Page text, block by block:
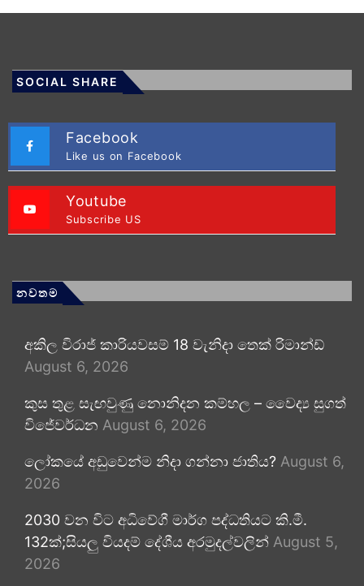
SOCIAL SHARE
Facebook
Like us on Facebook
Youtube
Subscribe US
නවතම
අකිල විරාජ් කාරියවසම් 18 වැනිදා තෙක් රිමාන්ඩ්
August 6, 2026
කුස තුළ සැඟවුණු නොනිදන කම්හල – වෛද්‍ය සුගත්
විජේවර්ධන August 6, 2026
ලෝකයේ අඩුවෙන්ම නිදා ගන්නා ජාතිය? August 6,
2026
2030 වන විට අධිවේගී මාර්ග පද්ධතියට කි.මී.
132ක්;සියලු වියදම් දේශීය අරමුදල්වලින් August 5,
2026